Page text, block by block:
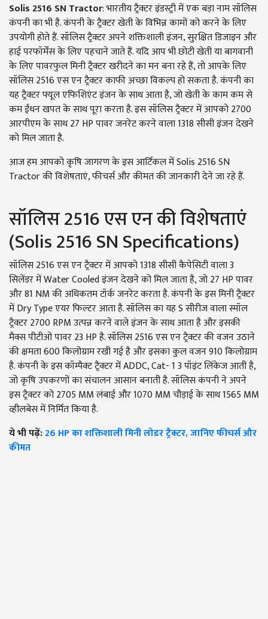
Solis 2516 SN Tractor: भारतीय ट्रैक्टर इंडस्ट्री में एक बड़ा नाम सॉलिस
कंपनी का भी है. कंपनी के ट्रैक्टर खेती के विभिन्न कामों को करने के लिए
उपयोगी होते हैं. सॉलिस ट्रैक्टर अपने शक्तिशाली इंजन, सुरक्षित डिजाइन और
हाई परफॉर्मेंस के लिए पहचाने जाते हैं. यदि आप भी छोटी खेती या बागवानी
के लिए पावरफुल मिनी ट्रैक्टर खरीदने का मन बना रहे हैं, तो आपके लिए
सॉलिस 2516 एस एन ट्रैक्टर काफी अच्छा विकल्प हो सकता है. कंपनी का
यह ट्रैक्टर फ्यूल एफिशिएंट इंजन के साथ आता है, जो खेती के काम कम से
कम ईंधन खपत के साथ पूरा करता है. इस सॉलिस ट्रैक्टर में आपको 2700
आरपीएम के साथ 27 HP पावर जनरेट करने वाला 1318 सीसी इंजन देखने
को मिल जाता है.
आज हम आपको कृषि जागरण के इस आर्टिकल में Solis 2516 SN
Tractor की विशेषताएं, फीचर्स और कीमत की जानकारी देने जा रहे हैं.
सॉलिस 2516 एस एन की विशेषताएं
(Solis 2516 SN Specifications)
सॉलिस 2516 एस एन ट्रैक्टर में आपको 1318 सीसी कैपेसिटी वाला 3
सिलेंडर में Water Cooled इंजन देखने को मिल जाता है, जो 27 HP पावर
और 81 NM की अधिकतम टॉर्क जनरेट करता है. कंपनी के इस मिनी ट्रैक्टर
में Dry Type एयर फिल्टर आता है. सॉलिस का यह S सीरीज वाला स्मॉल
ट्रैक्टर 2700 RPM उत्पन्न करने वाले इंजन के साथ आता है और इसकी
मैक्स पीटीओ पावर 23 HP है. सॉलिस 2516 एस एन ट्रैक्टर की वजन उठाने
की क्षमता 600 किलोग्राम रखी गई है और इसका कुल वजन 910 किलोग्राम
है. कंपनी के इस कॉम्पैक्ट ट्रैक्टर में ADDC, Cat- 1 3 पॉइंट लिंकेज आती है,
जो कृषि उपकरणों का संचालन आसान बनाती है. सॉलिस कंपनी ने अपने
इस ट्रैक्टर को 2705 MM लंबाई और 1070 MM चौड़ाई के साथ 1565 MM
व्हीलबेस में निर्मित किया है.
ये भी पढ़ें:26 HP का शक्तिशाली मिनी लोडर ट्रैक्टर, जानिए फीचर्स और
कीमत